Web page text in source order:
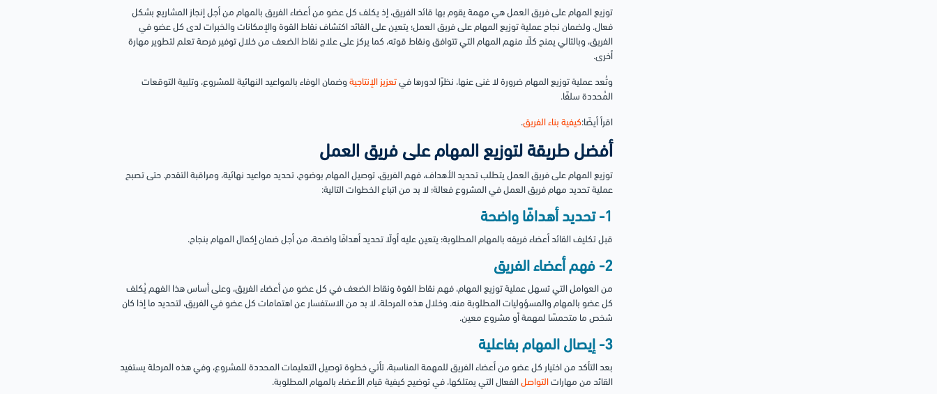
توزيع المهام على فريق العمل هي مهمة يقوم بها قائد الفريق، إذ يكلف كل عضو من أعضاء الفريق بالمهام من أجل إنجاز المشاريع بشكل
فعال. ولضمان نجاح عملية توزيع المهام على فريق العمل؛ يتعين على القائد اكتشاف نقاط القوة والإمكانات والخبرات لدى كل عضو في
الفريق، وبالتالي يمنح كلًا منهم المهام التي تتوافق ونقاط قوته، كما يركز على علاج نقاط الضعف من خلال توفير فرصة تعلم لتطوير مهارة
أخرى.
وتُعد عملية توزيع المهام ضرورة لا غنى عنها، نظرًا لدورها في تعزيز الإنتاجية وضمان الوفاء بالمواعيد النهائية للمشروع، وتلبية التوقعات
المُحددة سلفًا.
اقرأ أيضًا:كيفية بناء الفريق.
أفضل طريقة لتوزيع المهام على فريق العمل
توزيع المهام على فريق العمل يتطلب تحديد الأهداف، فهم الفريق، توصيل المهام بوضوح، تحديد مواعيد نهائية، ومراقبة التقدم. حتى تصبح
عملية تحديد مهام فريق العمل في المشروع فعالة؛ لا بد من اتباع الخطوات التالية:
1- تحديد أهدافًا واضحة
قبل تكليف القائد أعضاء فريقه بالمهام المطلوبة؛ يتعين عليه أولًا تحديد أهدافًا واضحة، من أجل ضمان إكمال المهام بنجاح.
2- فهم أعضاء الفريق
من العوامل التي تسهل عملية توزيع المهام، فهم نقاط القوة ونقاط الضعف في كل عضو من أعضاء الفريق، وعلى أساس هذا الفهم يُكلف
كل عضو بالمهام والمسؤوليات المطلوبة منه. وخلال هذه المرحلة، لا بد من الاستفسار عن اهتمامات كل عضو في الفريق، لتحديد ما إذا كان
شخص ما متحمسًا لمهمة أو مشروع معين.
3- إيصال المهام بفاعلية
بعد التأكد من اختيار كل عضو من أعضاء الفريق للمهمة المناسبة، تأتي خطوة توصيل التعليمات المحددة للمشروع، وفي هذه المرحلة يستفيد
القائد من مهارات التواصل الفعال التي يمتلكها، في توضيح كيفية قيام الأعضاء بالمهام المطلوبة.